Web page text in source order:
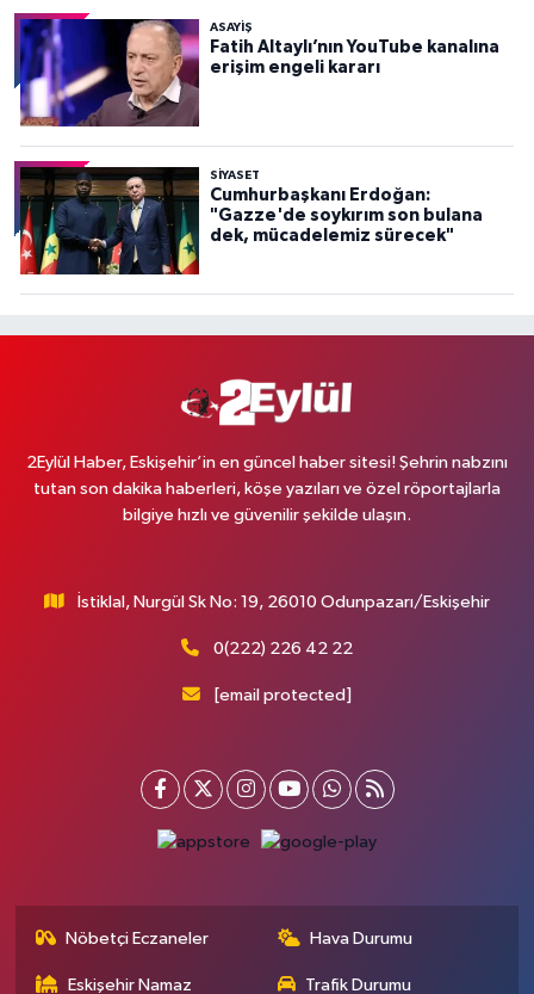
ASAYİŞ
Fatih Altaylı’nın YouTube kanalına
erişim engeli kararı
SİYASET
Cumhurbaşkanı Erdoğan:
"Gazze'de soykırım son bulana
dek, mücadelemiz sürecek"
2Eylül Haber, Eskişehir’in en güncel haber sitesi! Şehrin nabzını
tutan son dakika haberleri, köşe yazıları ve özel röportajlarla
bilgiye hızlı ve güvenilir şekilde ulaşın.
İstiklal, Nurgül Sk No: 19, 26010 Odunpazarı/Eskişehir
0(222) 226 42 22
[email protected]
Nöbetçi Eczaneler Hava Durumu
Eskişehir Namaz Trafik Durumu